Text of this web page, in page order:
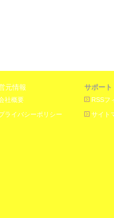
元情報
社概要
ライバシーポリシー
サポート
RSSフ
サイト